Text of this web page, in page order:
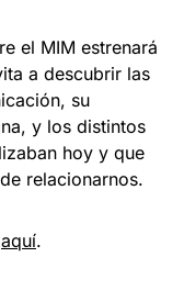
el MIM estrenará
a descubrir las
su
y los distintos
hoy y que
relacionarnos.
aquí.